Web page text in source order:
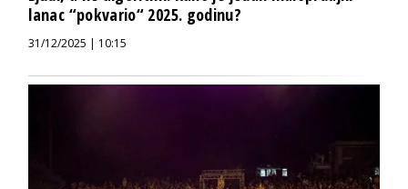
lanac “pokvario“ 2025. godinu?
31/12/2025 | 10:15